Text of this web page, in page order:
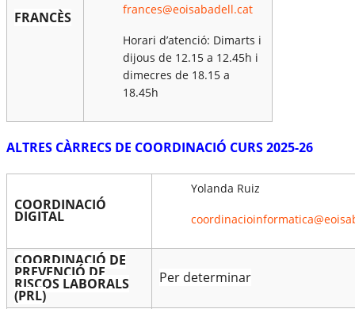
FRANCÈS frances@eoisabadell.cat
Horari d’atenció: Dimarts i
dijous de 12.15 a 12.45h i
dimecres de 18.15 a
18.45h
ALTRES CÀRRECS DE COORDINACIÓ CURS 2025-26
COORDINACIÓ
DIGITAL
Yolanda Ruiz
COORDINACIÓ DE
PREVENCIÓ DE
RISCOS LABORALS
(PRL)
Per determinar